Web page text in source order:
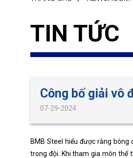
TIN TỨC
Công bố giải vô
07-29-2024
BMB Steel hiểu được rằng
trong đội. Khi tham gia môn thể